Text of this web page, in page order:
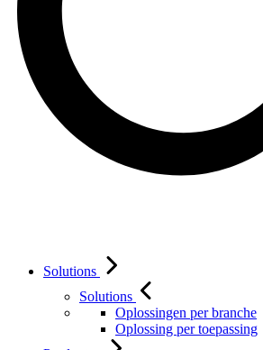
Solutions
Solutions
Oplossingen per branche
Oplossing per toepassing